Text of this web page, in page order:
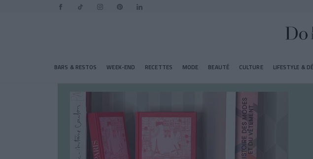
BARS & RESTOS WEEK-END RECETTES MODE BEAUTÉ CULTURE LIFESTYLE &